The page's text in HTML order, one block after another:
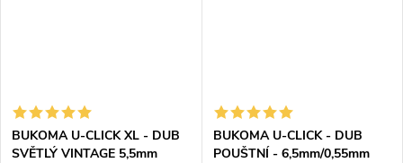
BUKOMA U-CLICK XL - DUB
SVĚTLÝ VINTAGE 5,5mm
BUKOMA U-CLICK - DUB
POUŠTNÍ - 6,5mm/0,55mm